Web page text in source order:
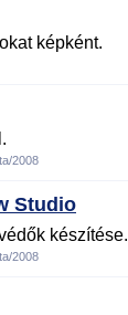
képként.
2008
Studio
készítése.
2008